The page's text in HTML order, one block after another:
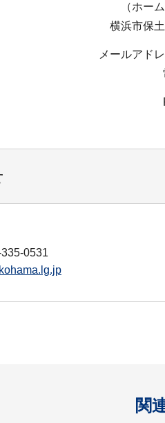
（ホー
横浜市保
メールアドレ
0531
関